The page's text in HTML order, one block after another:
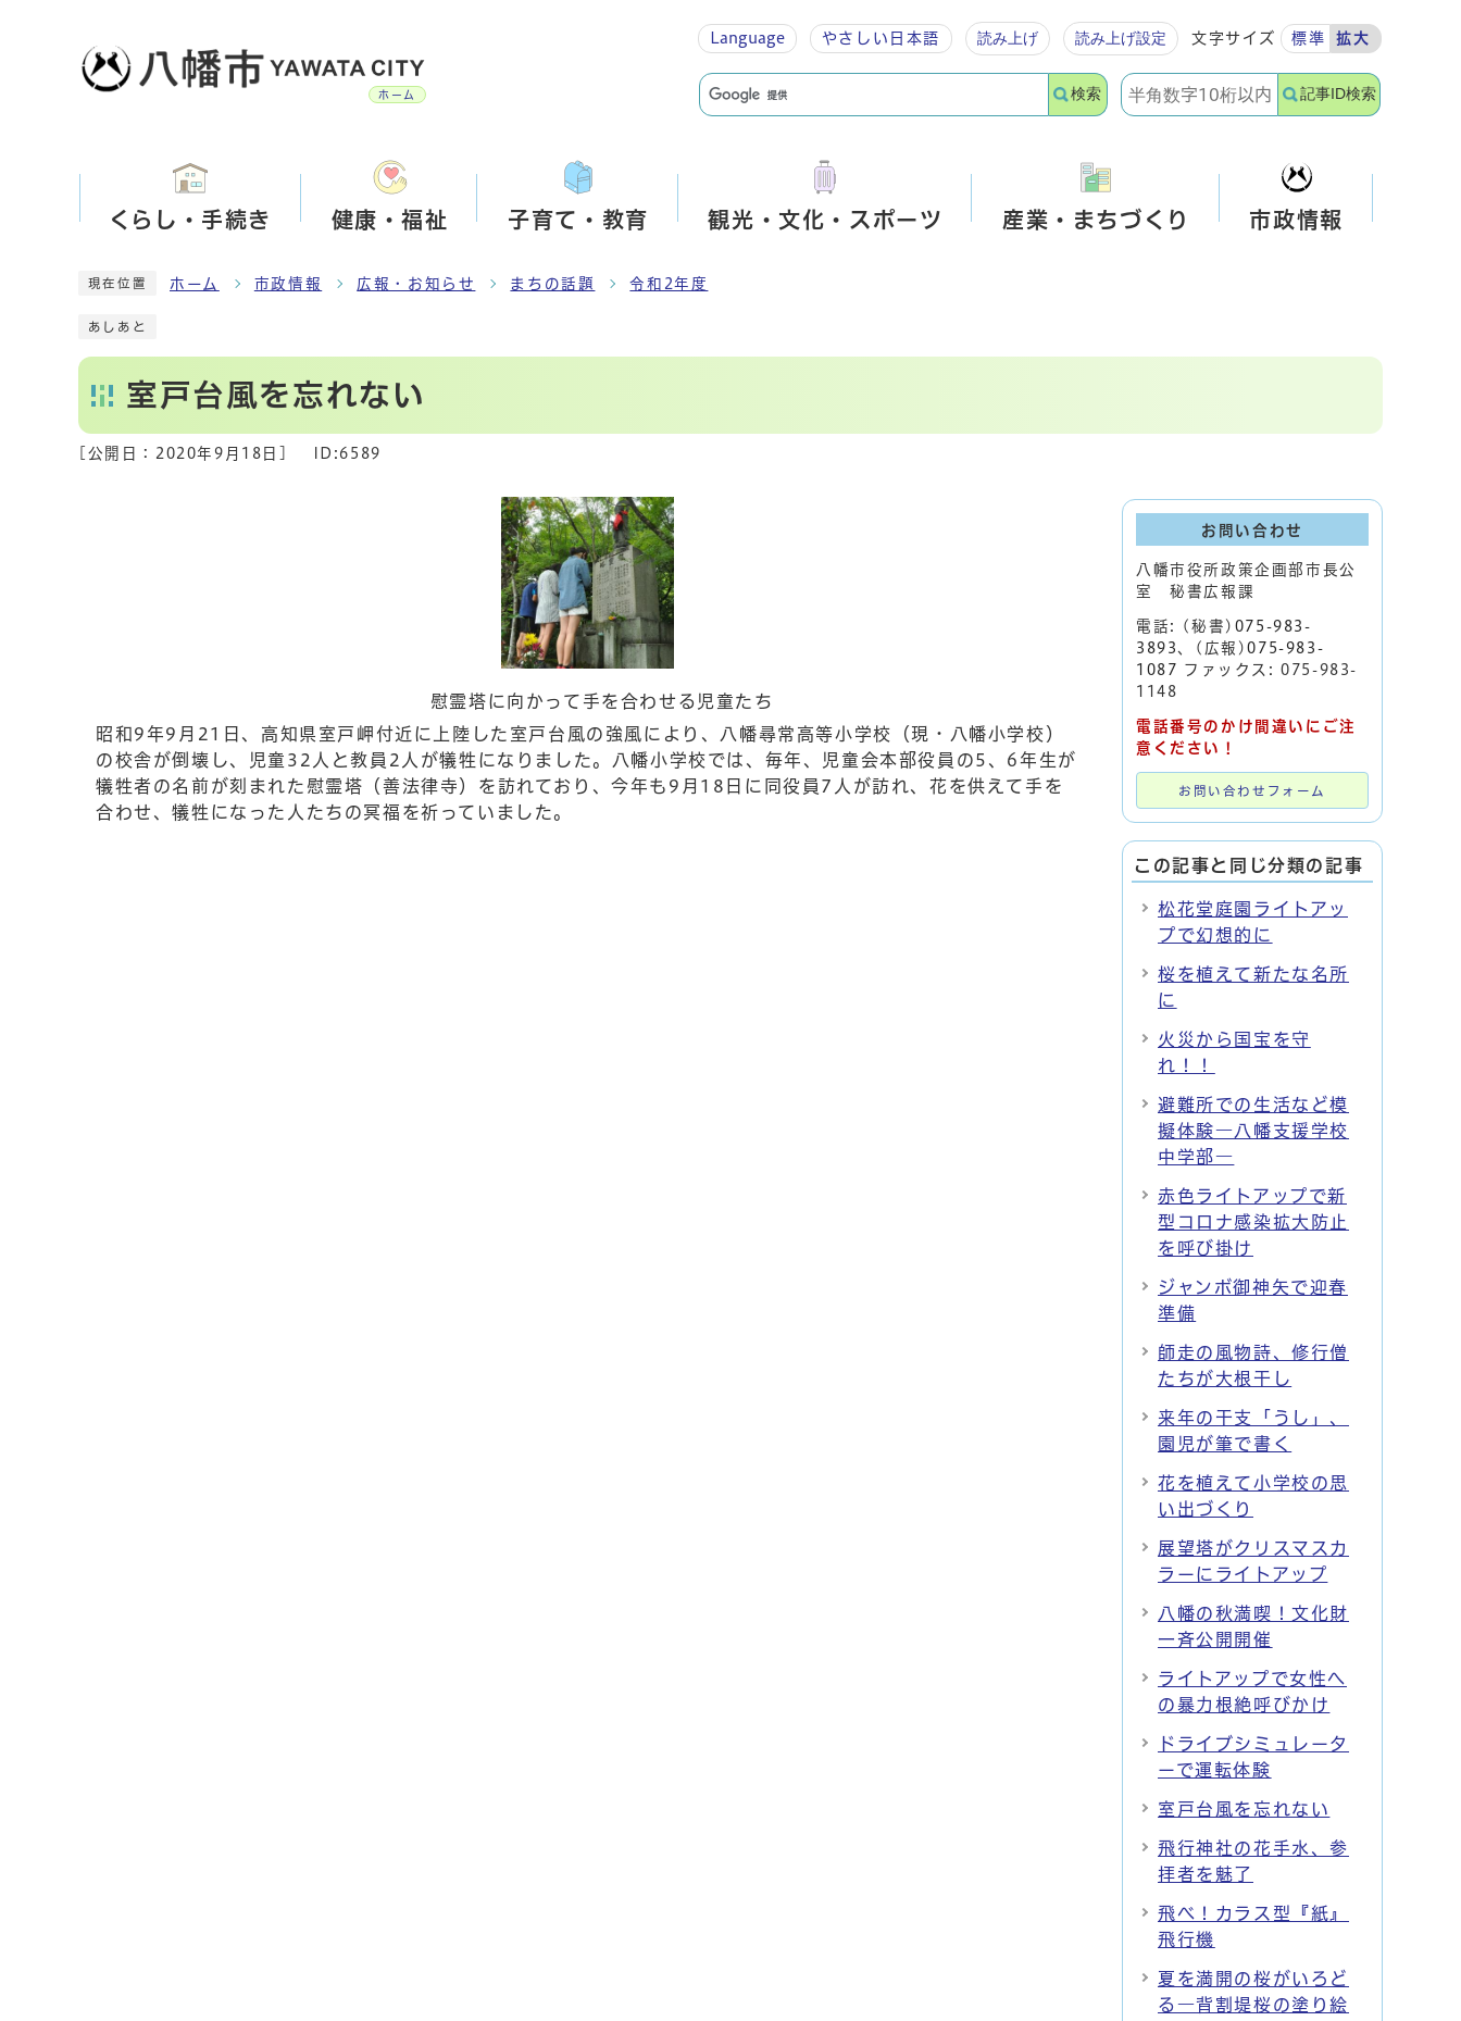
ホーム
Language やさしい 日本語 読み上げ 読み上げ設定 文字サイズ 標準 拡大
検索 記事ID検索
くらし・手続き 健康・福祉 子育て・教育 観光・文化・スポーツ 産業・まちづくり 市政情報
現在位置 ホーム 市政情報 広報・お知らせ まちの話題 令和2年度
あしあと
室戸台風を忘れない
[公開日： 2020年9月18日 ID:6589
慰霊塔に向かって手を合わせる児童たち
昭和9年9月21日、高知県室戸岬付近に上陸した室戸台風の強風により、八幡尋常高等小学校（現・八幡小学校）
の校舎が倒壊し、児童32人と教員2人が犠牲になりました。八幡小学校では、毎年、児童会本部役員の5、6年生が
犠牲者の名前が刻まれた慰霊塔（善法律寺）を訪れており、今年も9月18日に同役員7人が訪れ、花を供えて手を
合わせ、犠牲になった人たちの冥福を祈っていました。
お問い合わせ
八幡市役所政策企画部市長公
室 秘書広報課
電話: (秘書) 075-983-
3893、(広報)075-983-
1087 ファックス: 075-983-
1148
電話番号のかけ間違いにご注
意ください！
お問い合わせフォーム
この記事と同じ分類の記事
松花堂庭園ライトアッ
プで幻想的に
桜を植えて新たな名所
に
火災から国宝を守
れ！！
避難所での生活など模
擬体験―八幡支援学校
中学部―
赤色ライトアップで新
型コロナ感染拡大防止
を呼び掛け
ジャンボ御神矢で迎春
準備
師走の風物詩、修行僧
たちが大根干し
来年の干支「うし」、
園児が筆で書く
花を植えて小学校の思
い出づくり
展望塔がクリスマスカ
ラーにライトアップ
八幡の秋満喫！文化財
一斉公開開催
ライトアップで女性へ
の暴力根絶呼びかけ
ドライブシミュレータ
ーで運転体験
室戸台風を忘れない
飛行神社の花手水、参
拝者を魅了
飛べ！カラス型『紙』
飛行機
夏を満開の桜がいろど
る―背割堤桜の塗り絵